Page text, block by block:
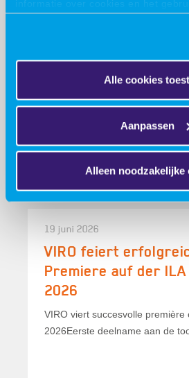
informatie over cookies en het
Alle cookies
Aanpassen
Alleen noodzakelijke
VIRO entwickelt,
speciale machines voor
19 juni 2026
VIRO feiert
Premiere auf der
2026
VIRO viert succesvolle première
2026Eerste deelname aan de